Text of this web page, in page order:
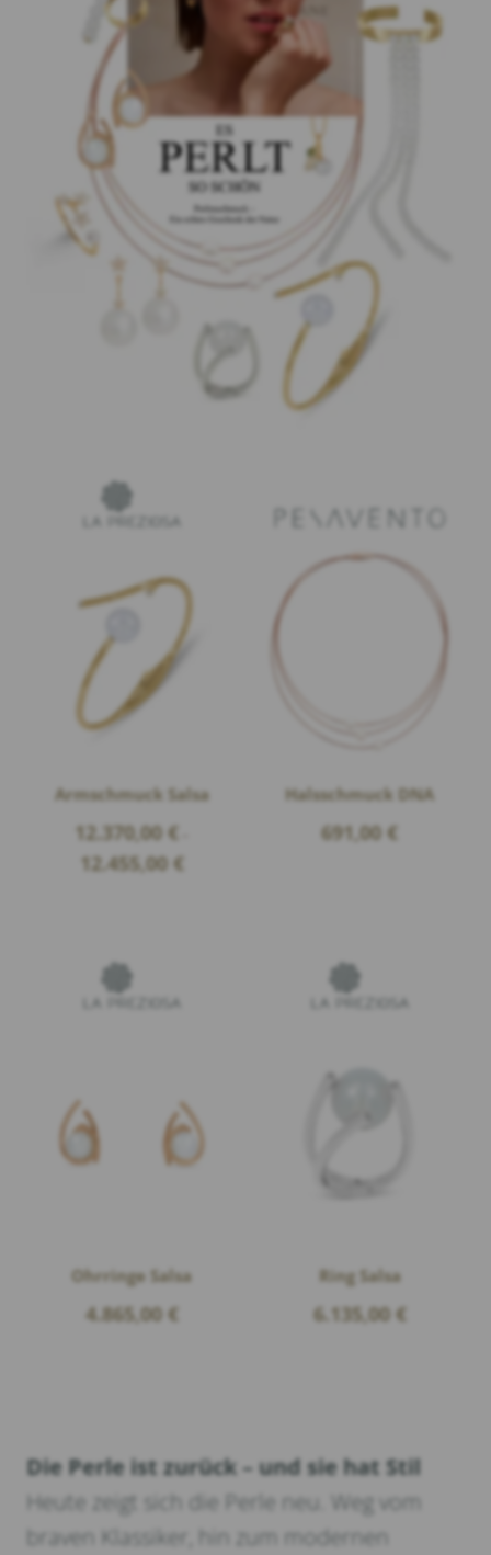
Armschmuck Salsa
12.370,00 €
12.455,00 €
Halsschmuck DNA
691,00 €
Ohrringe Salsa
4.865,00 €
Ring Salsa
6.135,00 €
Die Perle ist zurück – und sie hat Stil
Heute zeigt sich die Perle neu. Weg vom
braven Klassiker, hin zum modernen